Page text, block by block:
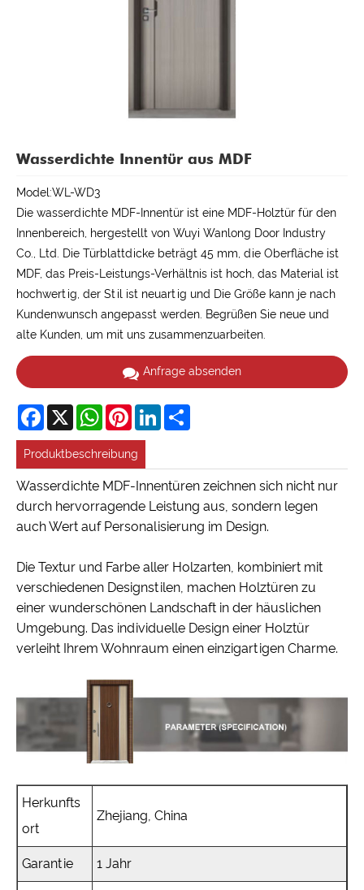
Wasserdichte Innentür aus MDF
Model:WL-WD3
Die wasserdichte MDF-Innentür ist eine MDF-Holztür für den
Innenbereich, hergestellt von Wuyi Wanlong Door Industry
Co., Ltd. Die Türblattdicke beträgt 45 mm, die Oberfläche ist
MDF, das Preis-Leistungs-Verhältnis ist hoch, das Material ist
hochwertig, der Stil ist neuartig und Die Größe kann je nach
Kundenwunsch angepasst werden. Begrüßen Sie neue und
alte Kunden, um mit uns zusammenzuarbeiten.
Anfrage absenden
Facebook
X WhatsAppPinterestLinkedIn
Produktbeschreibung
Wasserdichte MDF-Innentüren zeichnen sich nicht nur
durch hervorragende Leistung aus, sondern legen
auch Wert auf Personalisierung im Design.
Die Textur und Farbe aller Holzarten, kombiniert mit
verschiedenen Designstilen, machen Holztüren zu
einer wunderschönen Landschaft in der häuslichen
Umgebung. Das individuelle Design einer Holztür
verleiht Ihrem Wohnraum einen einzigartigen Charme.
Herkunfts
ort
Zhejiang, China
Garantie 1 Jahr